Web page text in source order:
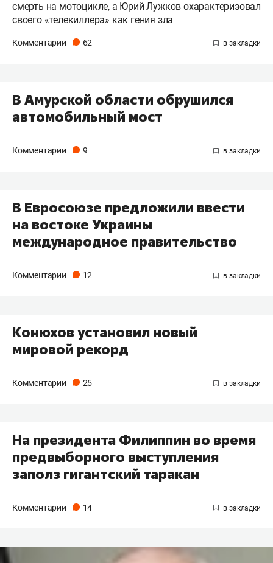
смерть на мотоцикле, а Юрий Лужков охарактеризовал
своего «телекиллера» как гения зла
Комментарии 62
В Амурской области обрушился
автомобильный мост
Комментарии 9
В Евросоюзе предложили ввести
на востоке Украины
международное правительство
Комментарии 12
Конюхов установил новый
мировой рекорд
Комментарии 25
На президента Филиппин во время
предвыборного выступления
заполз гигантский таракан
Комментарии 14